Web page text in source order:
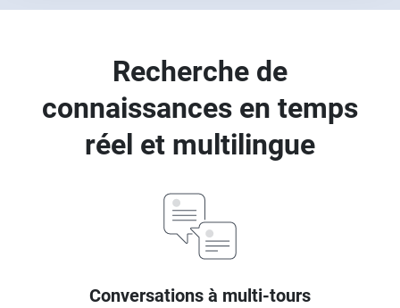
Recherche de
connaissances en temps
réel et multilingue
Conversations à multi-tours